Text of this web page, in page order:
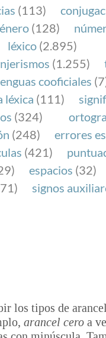
patrocinada por la
cuyo objetivo es
medios de
(113)
(128)
léxico (2.895)
(1.255)
cooficiales
léxica (111)
(324)
(248)
errores
(421)
espacios (32)
signos
los tipos de
arancel cero a